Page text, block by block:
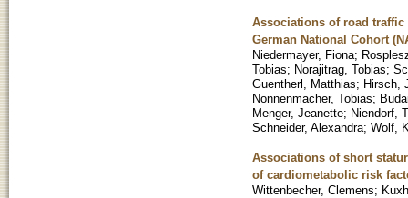
Associations of road
German National Cohort
Niedermayer, Fiona;
Tobias; Norajitrag, Tobias;
Guentherl, Matthias; Hirsch,
Nonnenmacher, Tobias;
Menger, Jeanette; Niendorf,
Schneider, Alexandra; Wolf,
Associations of short
of cardiometabolic risk
Wittenbecher, Clemens;